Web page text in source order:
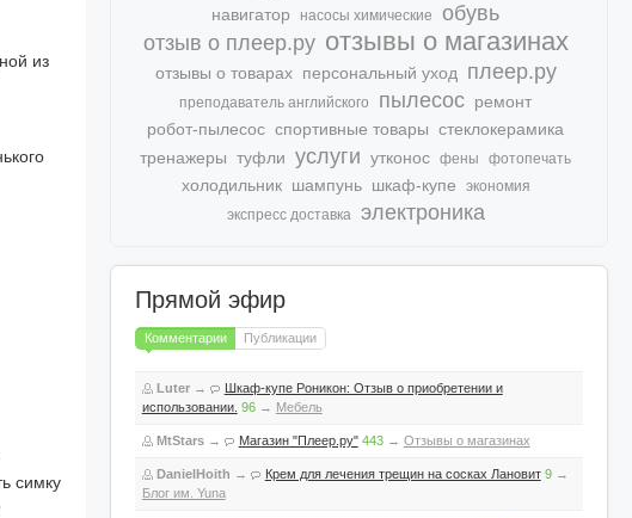
из
симку
навигатор насосы химические
обувь
отзыв о плеер.ру отзывы о магазинах
отзывы о товарах персональный уход плеер.ру
преподаватель английского пылесос ремонт
робот-пылесос спортивные товары стеклокерамика
тренажеры туфли услуги утконос фены фотопечать
холодильник шампунь шкаф-купе
экономия
экспресс доставка электроника
Прямой эфир
Комментарии Публикации
Luter→
Шкаф-купе Роникон: Отзыв о приобретении и
использовании. 96→ Мебель
MtStars→ Магазин "Плеер.ру" 443→ Отзывы о магазинах
DanielHoith → Крем для лечения трещин на сосках Лановит 9→
Блог им. Yuna